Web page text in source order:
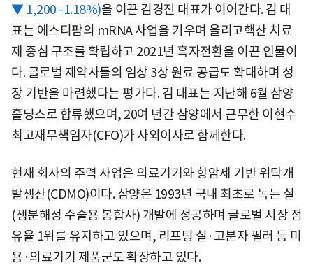
▼ 1,200 -1.18%)을 이끈 김경진 대표가 이어간다. 김 대
표는 에스티팜의 mRNA 사업을 키우며 올리고핵산 치료
제 중심 구조를 확립하고 2021년 흑자전환을 이끈 인물이
다. 글로벌 제약사들의 임상 3상 원료 공급도 확대하며 성
장 기반을 마련했다는 평가다. 김 대표는 지난해 6월 삼양
홀딩스로 합류했으며, 20여 년간 삼양에서 근무한 이현수
최고재무책임자(CFO)가 사외이사로 함께한다.
현재 회사의 주력 사업은 의료기기와 항암제 기반 위탁개
발생산(CDMO)이다. 삼양은 1993년 국내 최초로 녹는 실
(생분해성 수술용 봉합사) 개발에 성공하며 글로벌 시장 점
유율 1위를 유지하고 있으며, 리프팅 실·고분자 필러 등 미
용·의료기기 제품군도 확장하고 있다.